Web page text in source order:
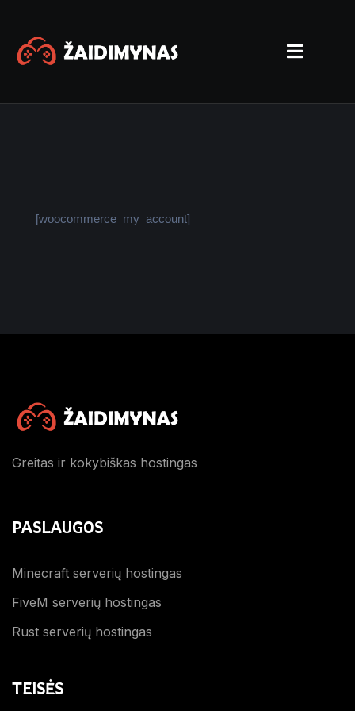
[woocommerce_my_account]
Greitas ir kokybiškas hostingas
PASLAUGOS
Minecraft serverių hostingas
FiveM serverių hostingas
Rust serverių hostingas
TEISĖS